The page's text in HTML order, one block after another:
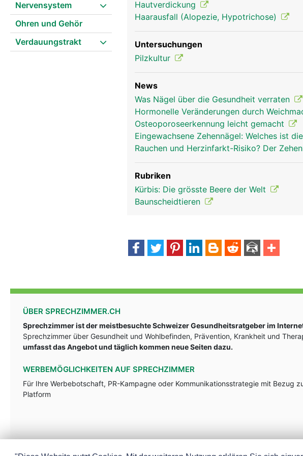
Nervensystem
Ohren und Gehör
Verdauungstrakt
Hautverdickung
Haarausfall (Alopezie, Hypotrichose)
Untersuchungen
Pilzkultur
News
Was Nägel über die Gesundheit verraten
Hormonelle Veränderungen durch
Osteoporoseerkennung leicht gemacht
Eingewachsene Zehennägel: Welches ist
Rauchen und Herzinfarkt-Risiko? Der
Rubriken
Kürbis: Die grösste Beere der Welt
Baunscheidtieren
ÜBER SPRECHZIMMER.CH
Sprechzimmer ist der meistbesuchte Schweizer Gesundheitsratgeber im
Sprechzimmer über Gesundheit und Wohlbefinden, Prävention, Krankheit und
umfasst das Angebot und täglich kommen neue Seiten dazu.
WERBEMÖGLICHKEITEN AUF SPRECHZIMMER
Für Ihre Werbebotschaft, PR-Kampagne oder Kommunikationsstrategie mit Bezug
Platform